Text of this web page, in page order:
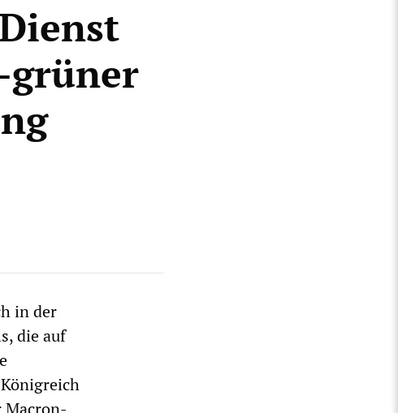
in der
die auf
Macron-